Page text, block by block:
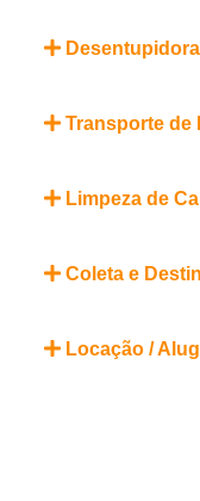
Transporte de
Limpeza de
Coleta e
Locação /